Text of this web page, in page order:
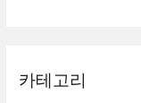
카테고리